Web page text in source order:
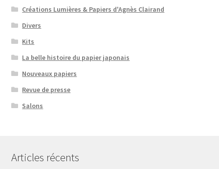
Créations Lumières & Papiers d'Agnès Clairand
Divers
Kits
La belle histoire du papier japonais
Nouveaux papiers
Revue de presse
Salons
Articles récents